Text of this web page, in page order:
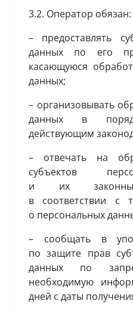
3.2. Оператор обязан:
– предоставлять
данных по его
касающуюся
данных;
– организовывать
данных в
действующим
– отвечать на
субъектов
и их законных
в соответствии с
о персональных
– сообщать в
по защите прав
данных по
необходимую
дней с даты